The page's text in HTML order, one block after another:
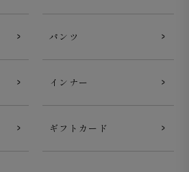
パンツ
インナー
ギフトカード